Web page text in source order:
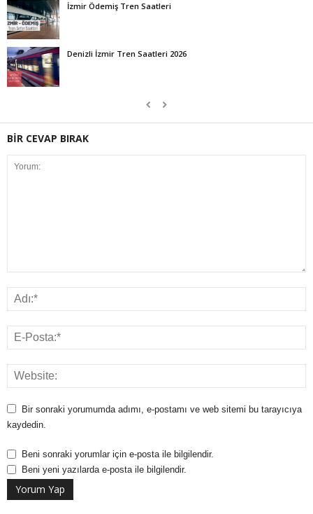
İzmir Ödemiş Tren Saatleri
Denizli İzmir Tren Saatleri 2026
BİR CEVAP BIRAK
Bir sonraki yorumumda adımı, e-postamı ve web sitemi bu tarayıcıya
kaydedin.
Beni sonraki yorumlar için e-posta ile bilgilendir.
Beni yeni yazılarda e-posta ile bilgilendir.